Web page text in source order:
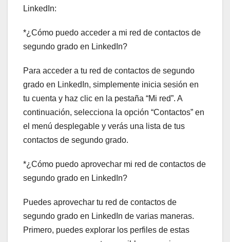
LinkedIn:
*¿Cómo puedo acceder a mi red de contactos de
segundo grado en LinkedIn?
Para acceder a tu red de contactos de segundo
grado en LinkedIn, simplemente inicia sesión en
tu cuenta y haz clic en la pestaña “Mi red”. A
continuación, selecciona la opción “Contactos” en
el menú desplegable y verás una lista de tus
contactos de segundo grado.
*¿Cómo puedo aprovechar mi red de contactos de
segundo grado en LinkedIn?
Puedes aprovechar tu red de contactos de
segundo grado en LinkedIn de varias maneras.
Primero, puedes explorar los perfiles de estas